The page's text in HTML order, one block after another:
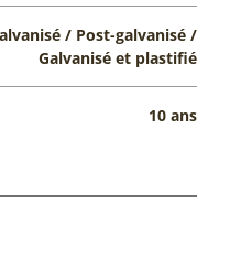
/ Post-galvanisé /
Galvanisé et plastifié
10 ans